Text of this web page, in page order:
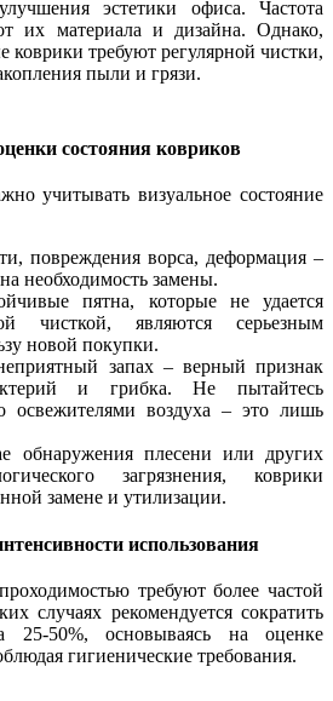
эстетики офиса. Частота
их материала и дизайна. Однако,
коврики требуют регулярной чистки,
пыли и грязи.
состояния ковриков
учитывать визуальное состояние
повреждения ворса, деформация –
необходимость замены.
пятна, которые не удается
чисткой, являются серьезным
новой покупки.
запах – верный признак
и грибка. Не пытайтесь
освежителями воздуха – это лишь
обнаружения плесени или других
загрязнения, коврики
замене и утилизации.
использования
требуют более частой
случаях рекомендуется сократить
25-50%, основываясь на оценке
гигиенические требования.